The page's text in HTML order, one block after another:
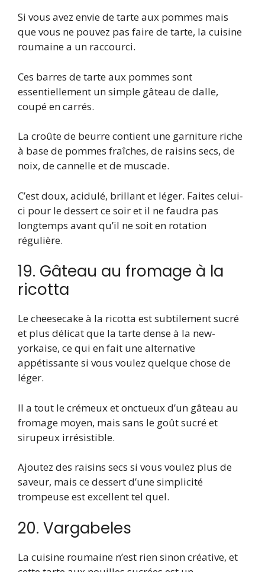
Si vous avez envie de tarte aux pommes mais
que vous ne pouvez pas faire de tarte, la cuisine
roumaine a un raccourci.
Ces barres de tarte aux pommes sont
essentiellement un simple gâteau de dalle,
coupé en carrés.
La croûte de beurre contient une garniture riche
à base de pommes fraîches, de raisins secs, de
noix, de cannelle et de muscade.
C’est doux, acidulé, brillant et léger. Faites celui-
ci pour le dessert ce soir et il ne faudra pas
longtemps avant qu’il ne soit en rotation
régulière.
19. Gâteau au fromage à la
ricotta
Le cheesecake à la ricotta est subtilement sucré
et plus délicat que la tarte dense à la new-
yorkaise, ce qui en fait une alternative
appétissante si vous voulez quelque chose de
léger.
Il a tout le crémeux et onctueux d’un gâteau au
fromage moyen, mais sans le goût sucré et
sirupeux irrésistible.
Ajoutez des raisins secs si vous voulez plus de
saveur, mais ce dessert d’une simplicité
trompeuse est excellent tel quel.
20. Vargabeles
La cuisine roumaine n’est rien sinon créative, et